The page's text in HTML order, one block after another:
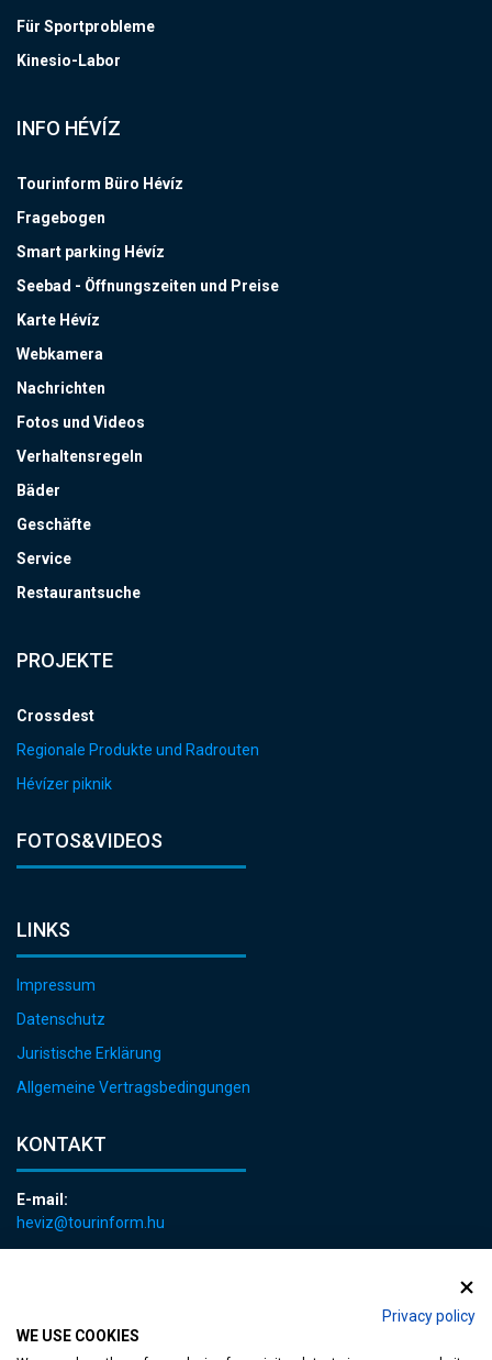
Privacy policy
WE USE COOKIES
Für Sportprobleme
Kinesio-Labor
INFO HÉVÍZ
Tourinform Büro Hévíz
Fragebogen
Smart parking Hévíz
Seebad - Öffnungszeiten und Preise
Karte Hévíz
Webkamera
Nachrichten
Fotos und Videos
Verhaltensregeln
Bäder
Geschäfte
Service
Restaurantsuche
PROJEKTE
Crossdest
Regionale Produkte und Radrouten
Hévízer piknik
FOTOS&VIDEOS
LINKS
Impressum
Datenschutz
Juristische Erklärung
Allgemeine Vertragsbedingungen
KONTAKT
E-mail:
heviz@tourinform.hu